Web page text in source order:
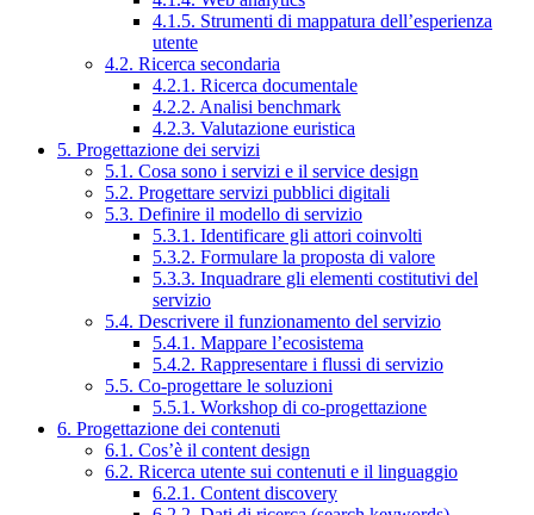
4.1.5. Strumenti di mappatura dell’esperienza
utente
4.2. Ricerca secondaria
4.2.1. Ricerca documentale
4.2.2. Analisi benchmark
4.2.3. Valutazione euristica
5. Progettazione dei servizi
5.1. Cosa sono i servizi e il service design
5.2. Progettare servizi pubblici digitali
5.3. Definire il modello di servizio
5.3.1. Identificare gli attori coinvolti
5.3.2. Formulare la proposta di valore
5.3.3. Inquadrare gli elementi costitutivi del
servizio
5.4. Descrivere il funzionamento del servizio
5.4.1. Mappare l’ecosistema
5.4.2. Rappresentare i flussi di servizio
5.5. Co-progettare le soluzioni
5.5.1. Workshop di co-progettazione
6. Progettazione dei contenuti
6.1. Cos’è il content design
6.2. Ricerca utente sui contenuti e il linguaggio
6.2.1. Content discovery